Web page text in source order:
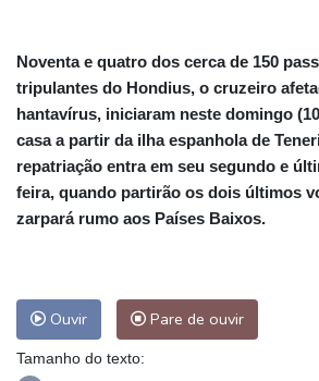
Noventa e quatro dos cerca de 150
tripulantes do Hondius, o cruzeiro
hantavírus, iniciaram neste domingo
casa a partir da ilha espanhola de
repatriação entra em seu segundo e
feira, quando partirão os dois últimos
zarpará rumo aos Países Baixos.
Ouvir Pare de ouvir
Tamanho do texto: